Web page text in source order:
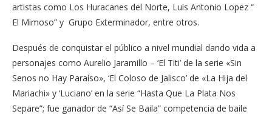
artistas como Los Huracanes del Norte, Luis Antonio Lopez “
El Mimoso” y Grupo Exterminador, entre otros.
Después de conquistar el público a nivel mundial dando vida a
personajes como Aurelio Jaramillo – ‘El Titi’ de la serie «Sin
Senos no Hay Paraíso», ‘El Coloso de Jalisco’ de «La Hija del
Mariachi» y ‘Luciano’ en la serie “Hasta Que La Plata Nos
Separe”; fue ganador de “Así Se Baila” competencia de baile